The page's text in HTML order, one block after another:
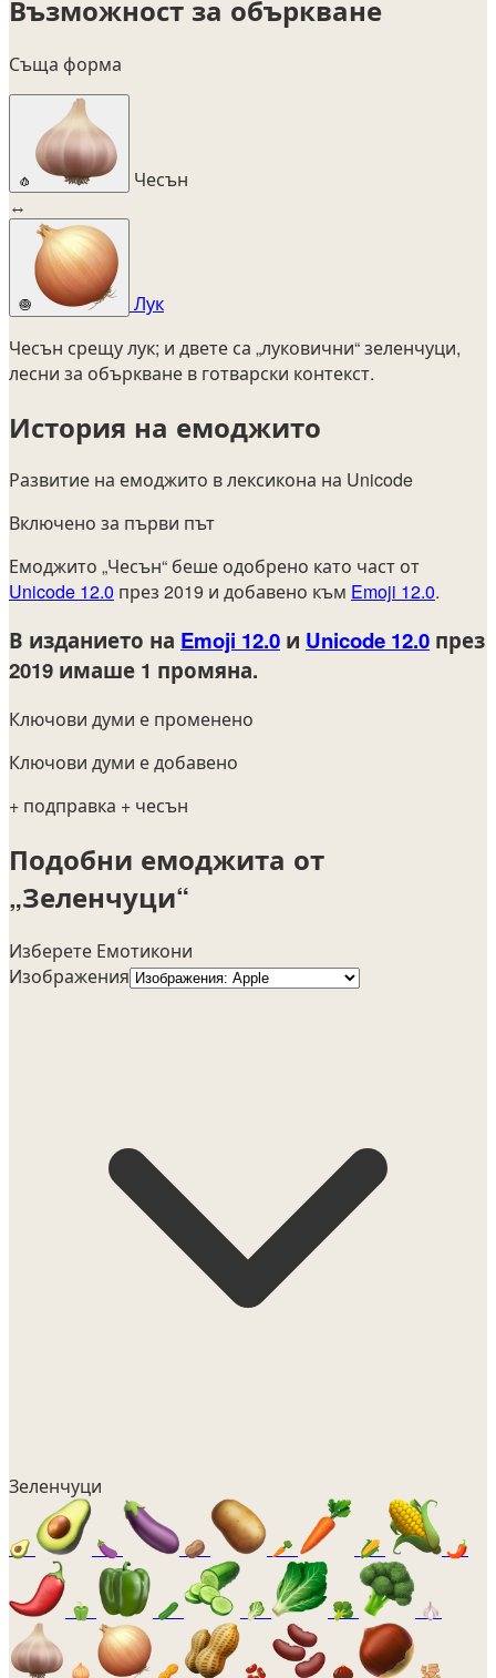
Възможност за объркване
Съща форма
🧄
Чесън
↔
🧅
Лук
Чесън срещу лук; и двете са „луковични“ зеленчуци,
лесни за объркване в готварски контекст.
История на емоджито
Развитие на емоджито в лексикона на Unicode
Включено за първи път
Емоджито „Чесън“ беше одобрено като част от
Unicode 12.0 през 2019 и добавено към Emoji 12.0.
В изданието на Emoji 12.0 и Unicode 12.0 през
2019 имаше 1 промяна.
Ключови думи е променено
Ключови думи е добавено
+ подправка + чесън
Подобни емоджита от
„Зеленчуци“
Изберете Емотикони
Изображения
Зеленчуци
🥑 🍆 🥔 🥕 🌽 🌶️
🫑 🥒 🥬 🥦 🧄
🧅 🥜 🫘 🌰 🫚